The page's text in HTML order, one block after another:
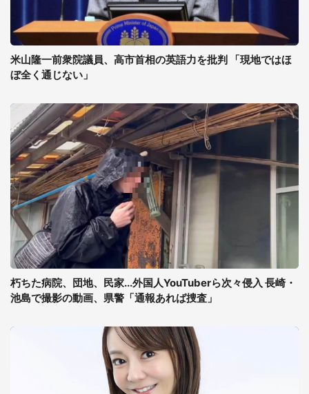
米山隆一前衆院議員、高市首相の英語力を批判 「現地ではほ
ぼ全く通じない」
朽ちた病院、団地、民家...外国人YouTuberら次々侵入 長崎・
池島で撮影の動画、県警「通報あれば捜査」